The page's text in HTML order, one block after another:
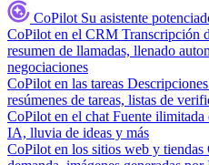
CoPilot Su asistente
CoPilot en el CRM Transcripción
resumen de llamadas, llenado
negociaciones
CoPilot en las tareas
resúmenes de tareas, listas de
CoPilot en el chat Fuente ilimitada
IA, lluvia de ideas y más
CoPilot en los sitios web y tiendas